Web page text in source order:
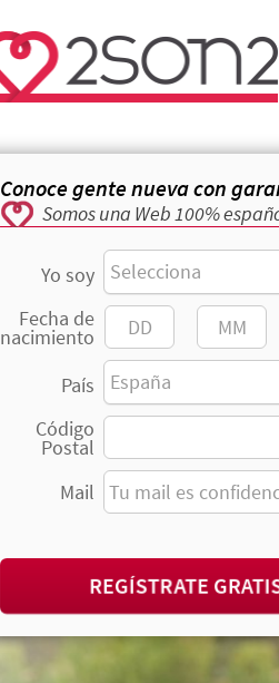
Conoce gente nueva con
Somos una Web 100%
Yo soy
Selecciona
Fecha de
nacimiento
País
España
Código
Postal
Mail
REGÍSTRATE